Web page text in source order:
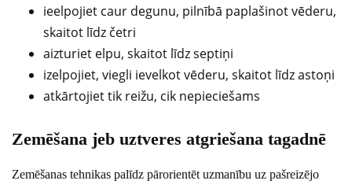
ieelpojiet caur degunu, pilnībā paplašinot vēderu,
skaitot līdz četri
aizturiet elpu, skaitot līdz septiņi
izelpojiet, viegli ievelkot vēderu, skaitot līdz astoņi
atkārtojiet tik reižu, cik nepieciešams
Zemēšana jeb uztveres atgriešana tagadnē
Zemēšanas tehnikas palīdz pārorientēt uzmanību uz pašreizējo